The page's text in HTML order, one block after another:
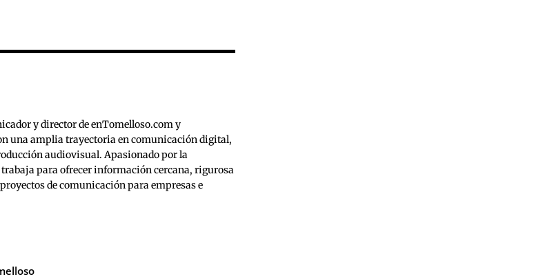
y director de enTomelloso.com y
una amplia trayectoria en comunicación digital,
audiovisual. Apasionado por la
para ofrecer información cercana, rigurosa
de comunicación para empresas e